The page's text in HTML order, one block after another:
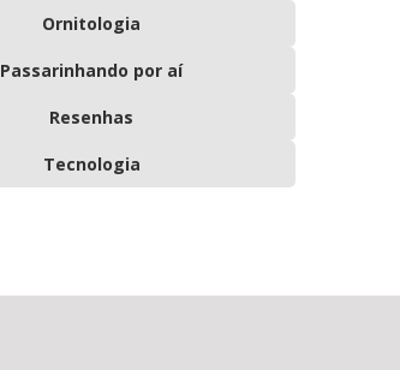
Ornitologia
Passarinhando por aí
Resenhas
Tecnologia